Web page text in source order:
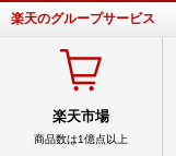
楽天のグループサービス
楽天市場
商品数は1億点以上